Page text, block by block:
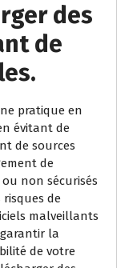
des
de
pratique en
évitant de
de sources
de
non sécurisés
risques de
malveillants
la
de votre